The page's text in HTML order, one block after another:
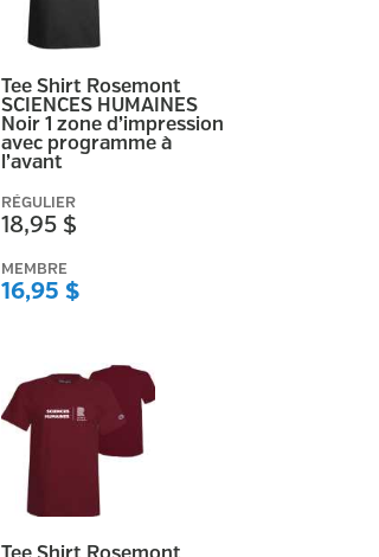
Tee Shirt Rosemont
SCIENCES HUMAINES
Noir 1 zone d’impression
avec programme à
l’avant
RÉGULIER
18,95 $
MEMBRE
16,95 $